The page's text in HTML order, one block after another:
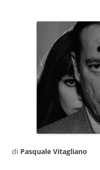
di Pasquale Vitagliano